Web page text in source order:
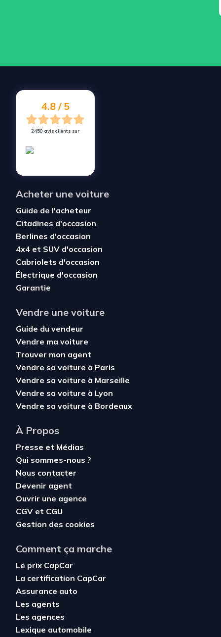
4.8 / 5
2450 avis clients sur
Acheter une voiture
Guide de l'acheteur
Citadines d'occasion
Berlines d'occasion
4x4 et SUV d'occasion
Cabriolets d'occasion
Électrique d'occasion
Garantie
Vendre une voiture
Guide du vendeur
Vendre ma voiture
Trouver mon agent
Vendre sa voiture à Paris
Vendre sa voiture à Marseille
Vendre sa voiture à Lyon
Vendre sa voiture à Bordeaux
À Propos
Presse et Médias
Qui sommes-nous ?
Nous contacter
Devenir agent
Ouvrir une agence
CGV et CGU
Gestion des cookies
Comment ça marche
Le prix CapCar
La certification CapCar
Assurance auto
Les agents
Les agences
Lexique automobile